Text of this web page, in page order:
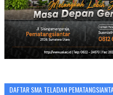
DAFTAR SMA TELADAN